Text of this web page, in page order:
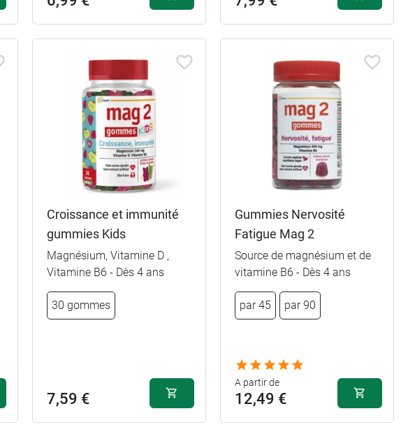
Croissance et immunité
gummies Kids
Magnésium, Vitamine D ,
Vitamine B6 - Dès 4 ans
30 gommes
7,59 €
Gummies Nervosité
Fatigue Mag 2
Source de magnésium et de
vitamine B6 - Dès 4 ans
par 45 par 90
A partir de
12,49 €